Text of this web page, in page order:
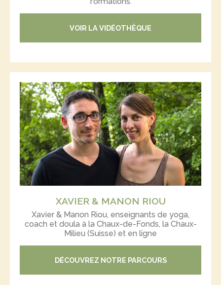
VOIR LA VIDÉOTHÈQUE
XAVIER & MANON RIOU
Xavier & Manon Riou, enseignants de yoga,
coach et doula à la Chaux-de-Fonds, la Chaux-
Milieu (Suisse) et en ligne
DÉCOUVREZ NOTRE PARCOURS